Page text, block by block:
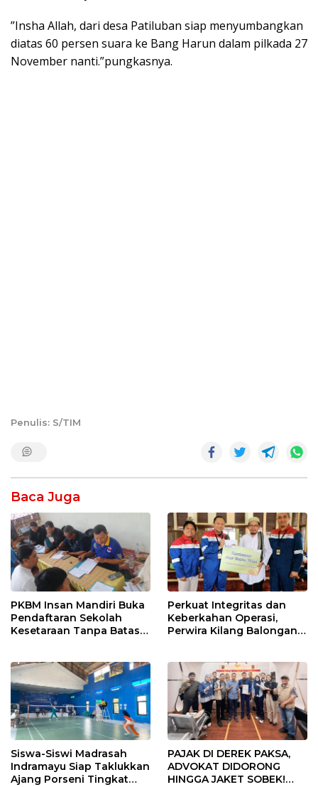
”Insha Allah, dari desa Patiluban siap menyumbangkan
diatas 60 persen suara ke Bang Harun dalam pilkada 27
November nanti.”pungkasnya.
Penulis: S/TIM
Baca Juga
PKBM Insan Mandiri Buka
Pendaftaran Sekolah
Kesetaraan Tanpa Batas
Perkuat Integritas dan
Keberkahan Operasi,
Perwira Kilang Balongan
Siswa-Siswi Madrasah
Indramayu Siap Taklukkan
Ajang Porseni Tingkat
PAJAK DI DEREK PAKSA,
ADVOKAT DIDORONG
HINGGA JAKET SOBEK!